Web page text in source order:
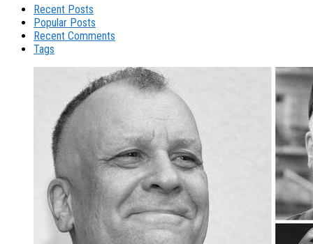
Recent Posts
Popular Posts
Recent Comments
Tags